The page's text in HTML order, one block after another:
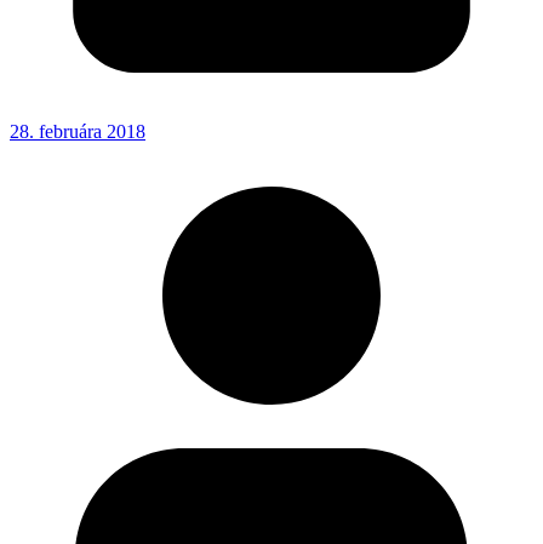
28. februára 2018